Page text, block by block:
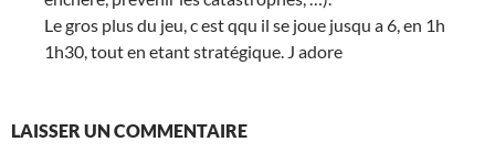
Le gros plus du jeu, c est qqu il se joue jusqu a 6, en 1h
1h30, tout en etant stratégique. J adore
LAISSER UN COMMENTAIRE